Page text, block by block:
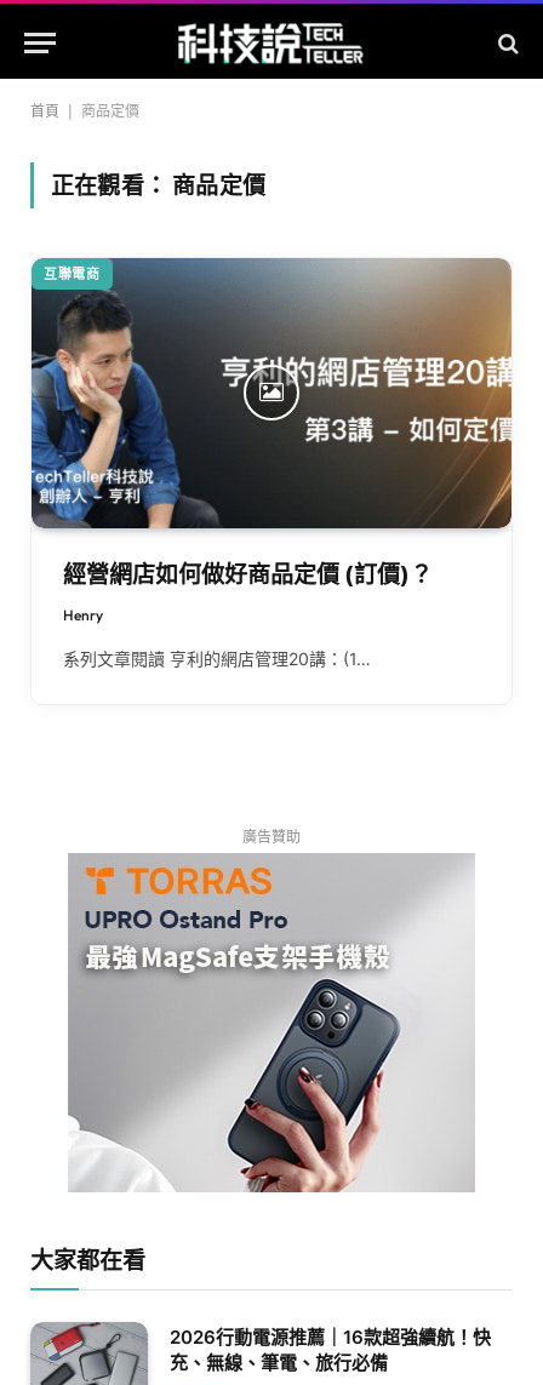
首頁 商品定價
正在觀看： 商品定價
互聯電商
經營網店如何做好商品定價 (訂價)？
Henry
系列文章閱讀 亨利的網店管理20講：(1…
廣告贊助
大家都在看
2026行動電源推薦｜16款超強續航！快
充、無線、筆電、旅行必備